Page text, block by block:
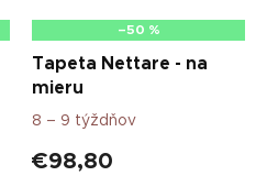
–50 %
Tapeta Nettare - na
mieru
8 – 9 týždňov
€98,80